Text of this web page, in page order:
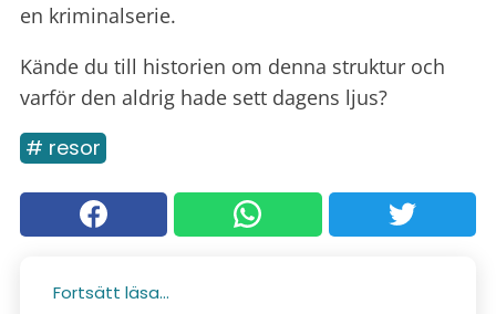
en kriminalserie.
Kände du till historien om denna struktur och
varför den aldrig hade sett dagens ljus?
# resor
Fortsätt läsa...